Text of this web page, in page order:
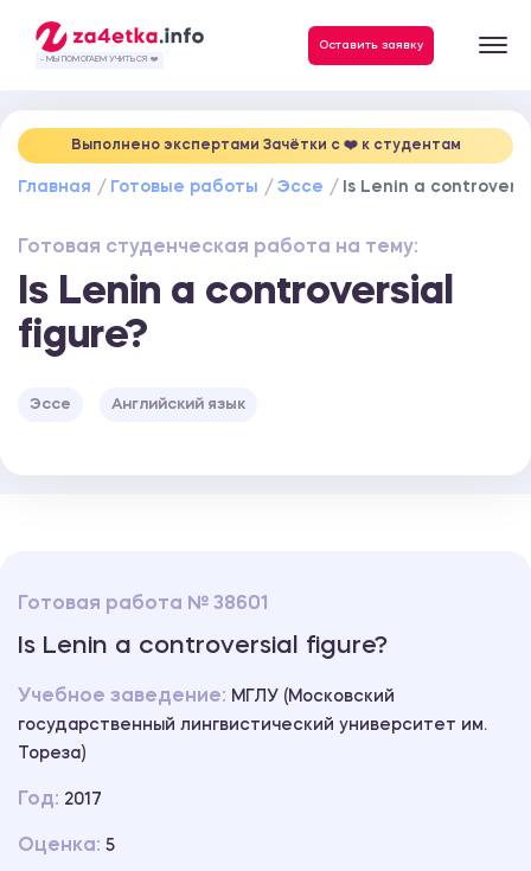
- МЫ ПОМОГАЕМ УЧИТЬСЯ ❤️
Оставить заявку
Выполнено экспертами Зачётки c ❤️ к студентам
Главная Готовые работы Эссе Is Lenin a
Готовая студенческая работа на тему:
Is Lenin a controversial
figure?
Эссе Английский язык
Готовая работа № 38601
Is Lenin a controversial figure?
Учебное заведение: МГЛУ (Московский
государственный лингвистический университет им.
Тореза)
Год: 2017
Оценка: 5